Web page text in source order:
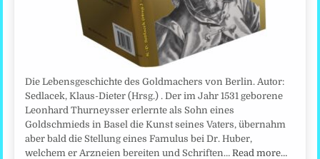
Die Lebensgeschichte des Goldmachers von Berlin. Autor:
Sedlacek, Klaus-Dieter (Hrsg.) . Der im Jahr 1531 geborene
Leonhard Thurneysser erlernte als Sohn eines
Goldschmieds in Basel die Kunst seines Vaters, übernahm
aber bald die Stellung eines Famulus bei Dr. Huber,
welchem er Arzneien bereiten und Schriften…Read more…